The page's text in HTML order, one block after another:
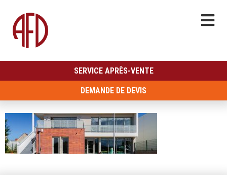
SERVICE APRÈS-VENTE
DEMANDE DE DEVIS